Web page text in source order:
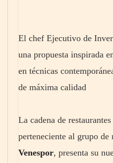
El chef Ejecutivo de
una propuesta inspirada
en técnicas
de máxima calidad
La cadena de restaurantes
perteneciente al grupo de
Venespor, presenta su